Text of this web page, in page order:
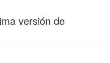
versión de